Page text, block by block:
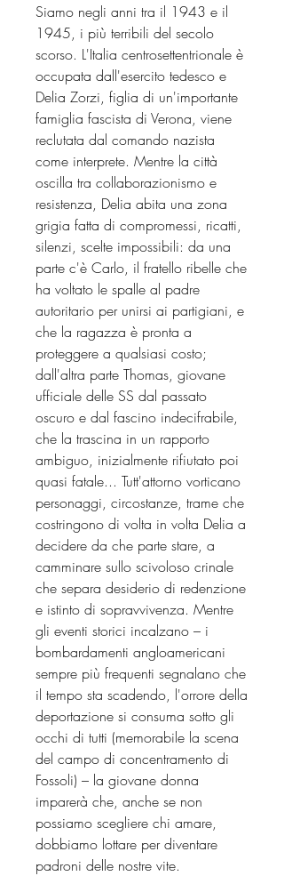
Siamo negli anni tra il 1943 e il
1945, i più terribili del secolo
scorso. L'Italia centrosettentrionale è
occupata dall'esercito tedesco e
Delia Zorzi, figlia di un'importante
famiglia fascista di Verona, viene
reclutata dal comando nazista
come interprete. Mentre la città
oscilla tra collaborazionismo e
resistenza, Delia abita una zona
grigia fatta di compromessi, ricatti,
silenzi, scelte impossibili: da una
parte c'è Carlo, il fratello ribelle che
ha voltato le spalle al padre
autoritario per unirsi ai partigiani, e
che la ragazza è pronta a
proteggere a qualsiasi costo;
dall'altra parte Thomas, giovane
ufficiale delle SS dal passato
oscuro e dal fascino indecifrabile,
che la trascina in un rapporto
ambiguo, inizialmente rifiutato poi
quasi fatale... Tutt'attorno vorticano
personaggi, circostanze, trame che
costringono di volta in volta Delia a
decidere da che parte stare, a
camminare sullo scivoloso crinale
che separa desiderio di redenzione
e istinto di sopravvivenza. Mentre
gli eventi storici incalzano – i
bombardamenti angloamericani
sempre più frequenti segnalano che
il tempo sta scadendo, l'orrore della
deportazione si consuma sotto gli
occhi di tutti (memorabile la scena
del campo di concentramento di
Fossoli) – la giovane donna
imparerà che, anche se non
possiamo scegliere chi amare,
dobbiamo lottare per diventare
padroni delle nostre vite.